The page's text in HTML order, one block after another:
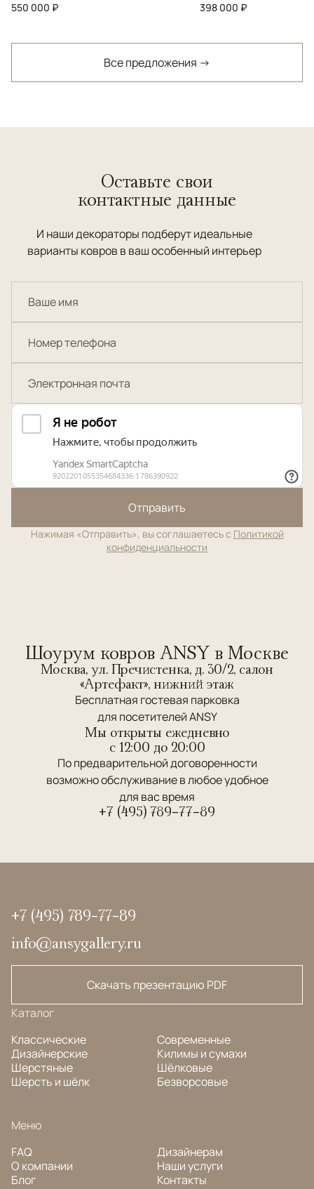
550 000 ₽
398 000 ₽
Все предложения →
Оставьте свои
контактные данные
И наши декораторы подберут идеальные
варианты ковров в ваш особенный интерьер
Отправить
Нажимая «Отправить», вы соглашаетесь с Политикой
конфиденциальности
Шоурум ковров ANSY в Москве
Москва, ул. Пречистенка, д. 30/2, салон
«Артефакт», нижний этаж
Бесплатная гостевая парковка
для посетителей ANSY
Мы открыты ежедневно
c 12:00 до 20:00
По предварительной договоренности
возможно обслуживание в любое удобное
для вас время
+7 (495) 789-77-89
+7 (495) 789-77-89
info@ansygallery.ru
Скачать презентацию PDF
Каталог
Классические
Дизайнерские
Шерстяные
Шерсть и шёлк
Современные
Килимы и сумахи
Шёлковые
Безворсовые
Меню
FAQ
О компании
Блог
Дизайнерам
Наши услуги
Контакты